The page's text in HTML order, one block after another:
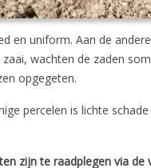
en uniform. Aan de
wachten de zaden
opgegeten.
percelen is lichte
zijn te raadplegen via de